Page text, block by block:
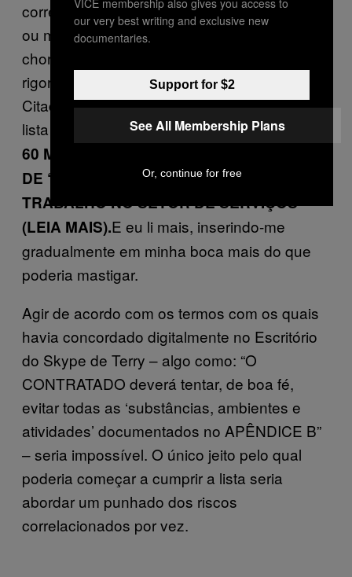
correlacionadas com diagnósticos de câncer
ou múltiplos cânceres”, gritava e
choramingava, um documento horrendo e
rigoroso de tudo notavelmente humano.
Citados como possivelmente malignos pela
lista estava:
EXPOSIÇÃO À LUZ DE LED (>
60 MINUTOS DIÁRIOS); INALAÇÃO DIÁRIA
DE “CHEIROS RUINS” (>2HRS DIÁRIAS);
TRABALHO NO SETOR DE SERVIÇOS
(LEIA MAIS).E eu li mais, inserindo-me
gradualmente em minha boca mais do que
poderia mastigar.
Agir de acordo com os termos com os quais
havia concordado digitalmente no Escritório
do Skype de Terry – algo como: “O
CONTRATADO deverá tentar, de boa fé,
evitar todas as ‘substâncias, ambientes e
atividades’ documentados no APÊNDICE B”
– seria impossível. O único jeito pelo qual
poderia começar a cumprir a lista seria
abordar um punhado dos riscos
correlacionados por vez.
our very best writing and exclusive new
documentaries.
Support for $2
See All Membership Plans
Or, continue for free